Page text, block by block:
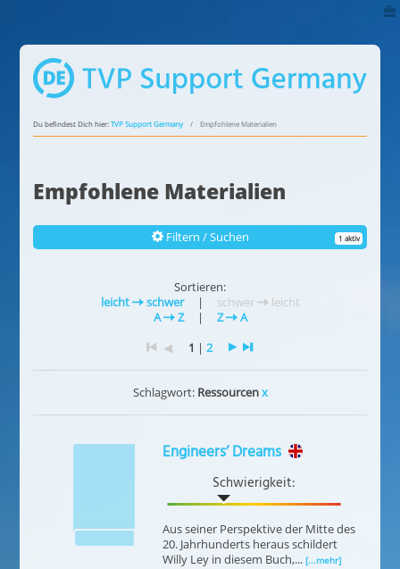
Du befindest Dich hier:TVP Support Germany Empfohlene Materialien
Empfohlene Materialien
Filtern / Suchen 1 aktiv
Sortieren:
leicht
schwer | schwer
leicht
A
Z | Z
A
1 | 2
Schlagwort: Ressourcenx
Engineers’ Dreams
Schwierigkeit:
Aus seiner Perspektive der Mitte des
20. Jahrhunderts heraus schildert
Willy Ley in diesem Buch,... [...mehr]